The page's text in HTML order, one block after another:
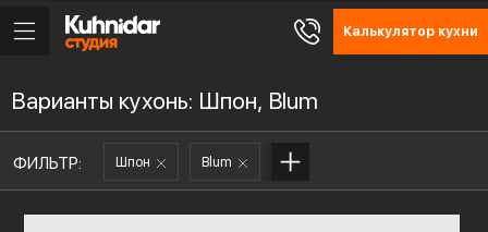
Калькулятор кухни
Варианты кухонь: Шпон, Blum
ФИЛЬТР: Шпон Blum